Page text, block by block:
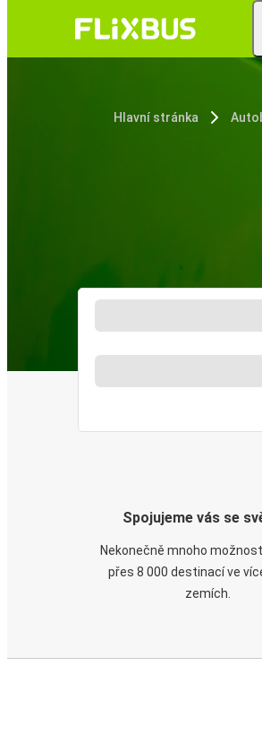
Hlavní stránka
Spojujeme vás se
Nekonečně mnoho
přes 8 000 destinací ve
zemích.